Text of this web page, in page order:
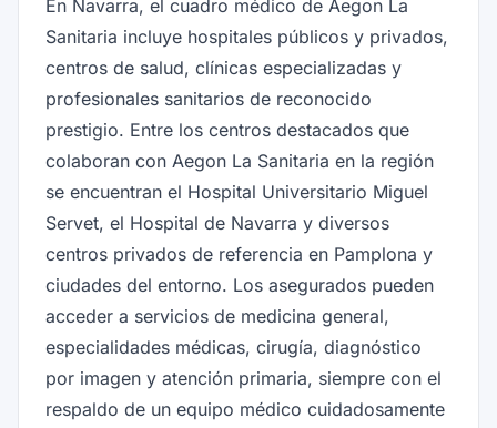
En Navarra, el cuadro médico de Aegon La
Sanitaria incluye hospitales públicos y privados,
centros de salud, clínicas especializadas y
profesionales sanitarios de reconocido
prestigio. Entre los centros destacados que
colaboran con Aegon La Sanitaria en la región
se encuentran el Hospital Universitario Miguel
Servet, el Hospital de Navarra y diversos
centros privados de referencia en Pamplona y
ciudades del entorno. Los asegurados pueden
acceder a servicios de medicina general,
especialidades médicas, cirugía, diagnóstico
por imagen y atención primaria, siempre con el
respaldo de un equipo médico cuidadosamente